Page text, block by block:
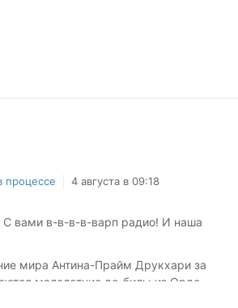
процессе 4 августа в 09:18
вами в-в-в-в-варп радио! И наша
мира Антина-Прайм Друкхари за
малолетние де-билы из Ордо